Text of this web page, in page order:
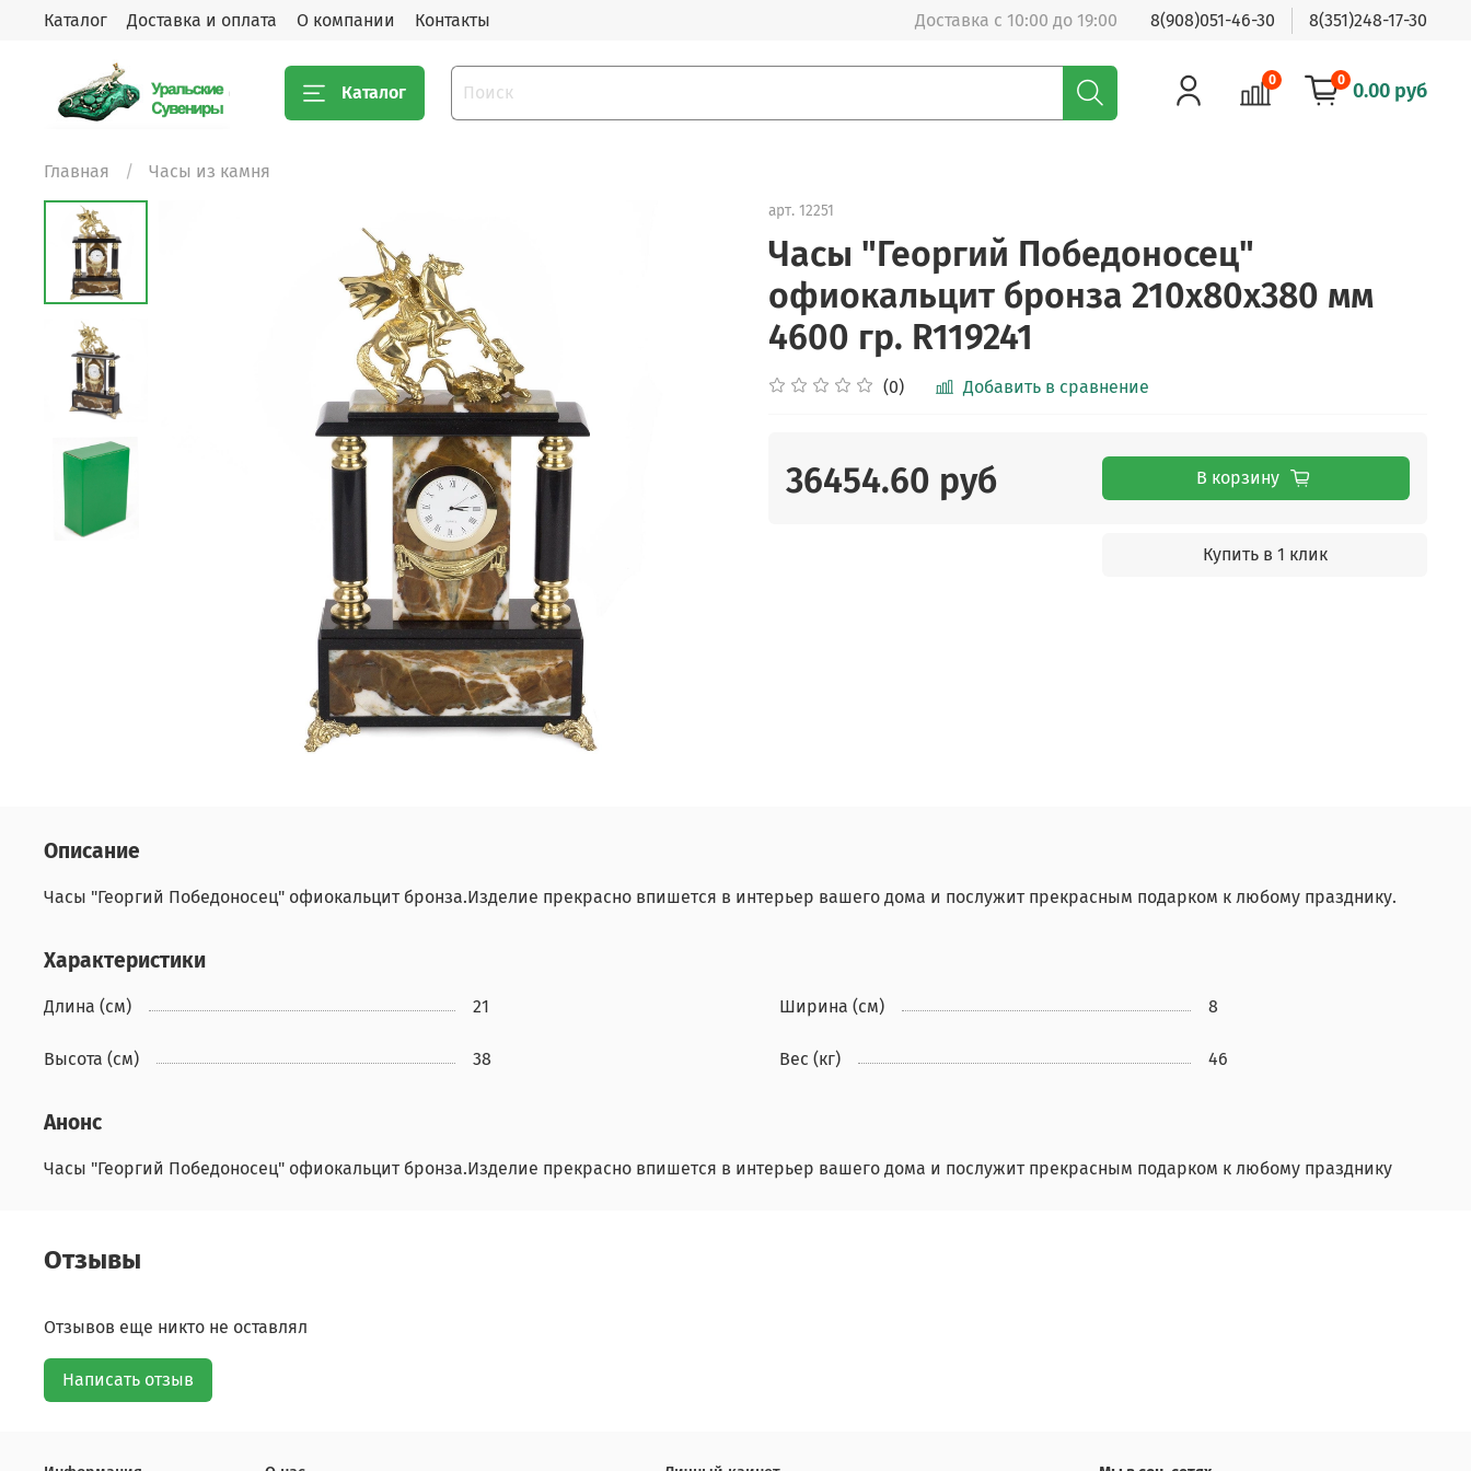
Каталог Доставка и оплата О компании Контакты Доставка с 10:00 до 19:00 8(908)051-46-30 8(351)248-17-30
Каталог
0 0 0.00 руб
Главная Часы из камня
арт. 12251
Часы "Георгий Победоносец"
офиокальцит бронза 210х80х380 мм
4600 гр. R119241
(0) Добавить в сравнение
36454.60 руб В корзину
Купить в 1 клик
Описание
Часы "Георгий Победоносец" офиокальцит бронза.Изделие прекрасно впишется в интерьер вашего дома и послужит прекрасным подарком к любому празднику.
Характеристики
Длина (см) 21 Ширина (см) 8
Высота (см) 38 Вес (кг) 46
Анонс
Часы "Георгий Победоносец" офиокальцит бронза.Изделие прекрасно впишется в интерьер вашего дома и послужит прекрасным подарком к любому празднику
Отзывы
Отзывов еще никто не оставлял
Написать отзыв